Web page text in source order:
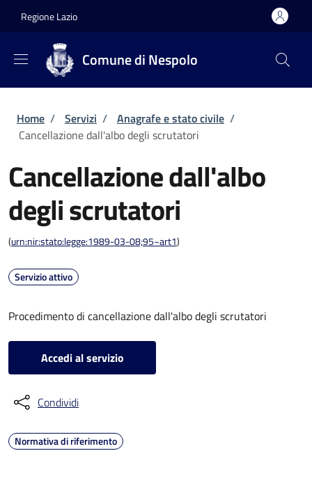
Regione Lazio
Comune di Nespolo
Briciole di pane
Home / Servizi / Anagrafe e stato civile /
Cancellazione dall'albo degli scrutatori
Cancellazione dall'albo
degli scrutatori
(urn:nir:stato:legge:1989-03-08;95~art1)
Servizio attivo
Procedimento di cancellazione dall'albo degli scrutatori
Accedi al servizio
Condividi
Normativa di riferimento